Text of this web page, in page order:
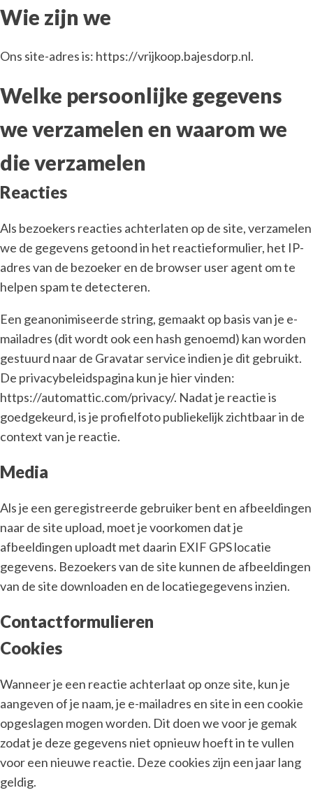
Wie zijn we
Ons site-adres is: https://vrijkoop.bajesdorp.nl.
Welke persoonlijke gegevens
we verzamelen en waarom we
die verzamelen
Reacties
Als bezoekers reacties achterlaten op de site, verzamelen
we de gegevens getoond in het reactieformulier, het IP-
adres van de bezoeker en de browser user agent om te
helpen spam te detecteren.
Een geanonimiseerde string, gemaakt op basis van je e-
mailadres (dit wordt ook een hash genoemd) kan worden
gestuurd naar de Gravatar service indien je dit gebruikt.
De privacybeleidspagina kun je hier vinden:
https://automattic.com/privacy/. Nadat je reactie is
goedgekeurd, is je profielfoto publiekelijk zichtbaar in de
context van je reactie.
Media
Als je een geregistreerde gebruiker bent en afbeeldingen
naar de site upload, moet je voorkomen dat je
afbeeldingen uploadt met daarin EXIF GPS locatie
gegevens. Bezoekers van de site kunnen de afbeeldingen
van de site downloaden en de locatiegegevens inzien.
Contactformulieren
Cookies
Wanneer je een reactie achterlaat op onze site, kun je
aangeven of je naam, je e-mailadres en site in een cookie
opgeslagen mogen worden. Dit doen we voor je gemak
zodat je deze gegevens niet opnieuw hoeft in te vullen
voor een nieuwe reactie. Deze cookies zijn een jaar lang
geldig.